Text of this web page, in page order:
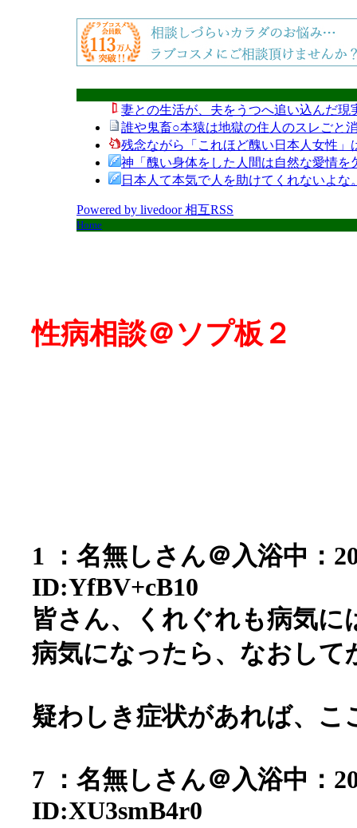
妻との生活が、夫をうつへ追い込んだ現
誰や鬼畜○本猿は地獄の住人のスレごと
残念ながら「これほど醜い日本人女性
神「醜い身体をした人間は自然な愛情を
日本人て本気で人を助けてくれないよ
Powered by livedoor 相互RSS
Home
性病相談＠ソプ板２
1 ： 名無しさん＠入浴中 ：
ID:YfBV+cB10
皆さん、くれぐれも病気に
病気になったら、なおして
疑わしき症状があれば、こ
7 ： 名無しさん＠入浴中 ：
ID:XU3smB4r0